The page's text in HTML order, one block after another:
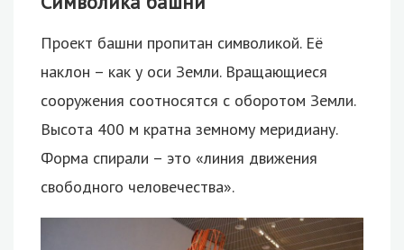
Проект башни пропитан символикой. Её
наклон – как у оси Земли. Вращающиеся
сооружения соотносятся с оборотом Земли.
Высота 400 м кратна земному меридиану.
Форма спирали – это «линия движения
свободного человечества».